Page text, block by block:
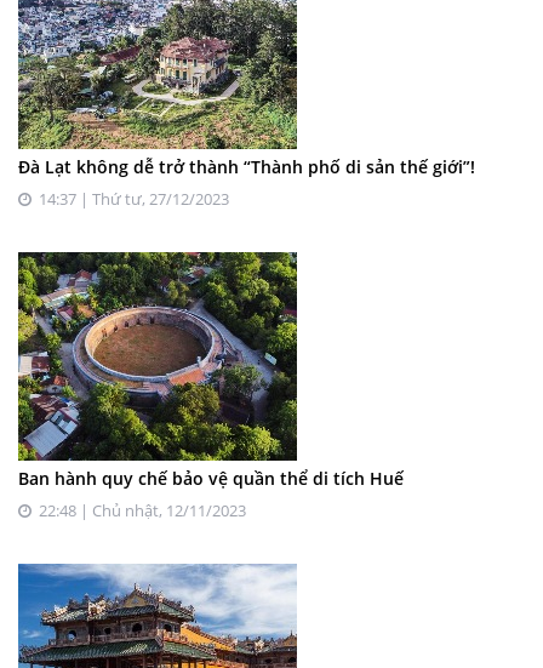
Đà Lạt không dễ trở thành “Thành phố di sản thế giới”!
14:37 | Thứ tư, 27/12/2023
Ban hành quy chế bảo vệ quần thể di tích Huế
22:48 | Chủ nhật, 12/11/2023